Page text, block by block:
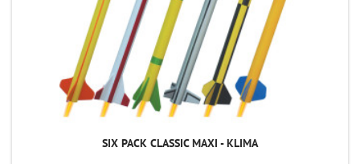
SIX PACK CLASSIC MAXI - KLIMA